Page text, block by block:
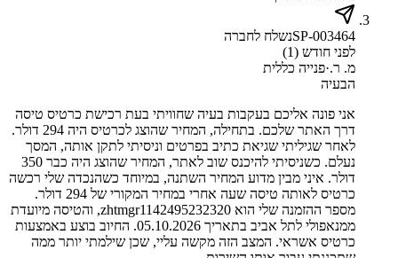
SP-003464נשלח לחברה
לפני חודש (1)
מ. ר.·פנייה כללית
הבעיה
אני פונה אליכם בעקבות בעיה שחוויתי בעת רכישת כרטיס טיסה
דרך האתר שלכם. בתחילה, המחיר שהוצג לכרטיס היה 294 דולר.
לאחר שגיליתי שגיאת כתיב בפרטים וניסיתי לתקן אותה, המסך
נעלם. כשניסיתי להיכנס שוב לאתר, המחיר שהוצג היה כבר 350
דולר. איני מבין מדוע המחיר השתנה, במיוחד כשהנכדה שלי רכשה
כרטיס לאותה טיסה שעה אחרי במחיר המקורי של 294 דולר.
מספר ההזמנה שלי הוא zhtmgr1142495232320, והטיסה מיועדת
ממנאפולי לתל אביב בתאריך 05.10.2026. החיוב בוצע באמצעות
כרטיס אשראי. המצב הזה מקשה עליי, שכן שילמתי יותר ממה